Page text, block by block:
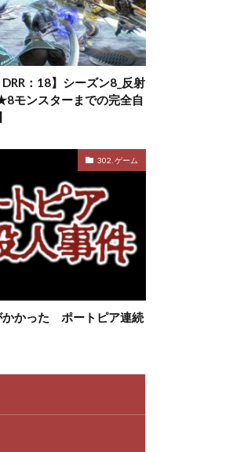
：18】シーズン8_反射
モンスターまでの完全自
302. ゲーム
かかった ポートピア連続